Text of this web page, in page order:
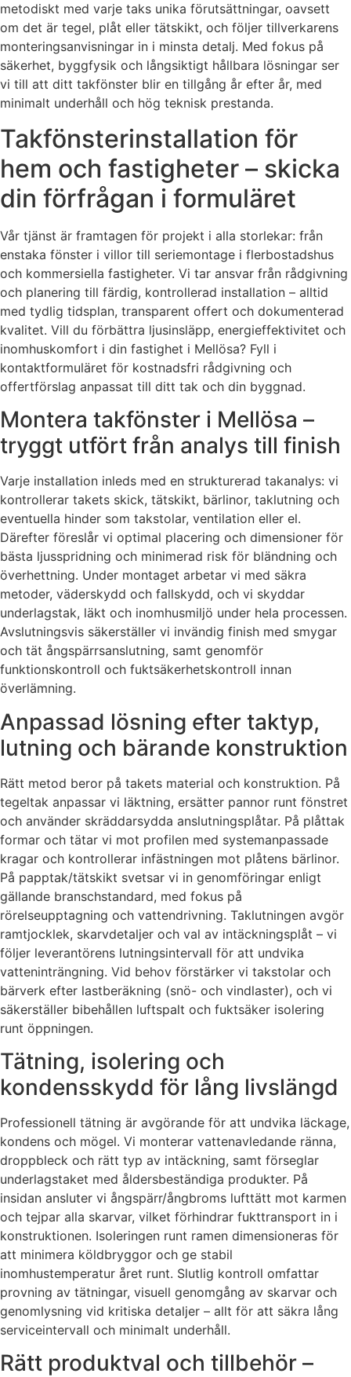
metodiskt med varje taks unika förutsättningar, oavsett
om det är tegel, plåt eller tätskikt, och följer tillverkarens
monteringsanvisningar in i minsta detalj. Med fokus på
säkerhet, byggfysik och långsiktigt hållbara lösningar ser
vi till att ditt takfönster blir en tillgång år efter år, med
minimalt underhåll och hög teknisk prestanda.
Takfönsterinstallation för
hem och fastigheter – skicka
din förfrågan i formuläret
Vår tjänst är framtagen för projekt i alla storlekar: från
enstaka fönster i villor till seriemontage i flerbostadshus
och kommersiella fastigheter. Vi tar ansvar från rådgivning
och planering till färdig, kontrollerad installation – alltid
med tydlig tidsplan, transparent offert och dokumenterad
kvalitet. Vill du förbättra ljusinsläpp, energieffektivitet och
inomhuskomfort i din fastighet i Mellösa? Fyll i
kontaktformuläret för kostnadsfri rådgivning och
offertförslag anpassat till ditt tak och din byggnad.
Montera takfönster i Mellösa –
tryggt utfört från analys till finish
Varje installation inleds med en strukturerad takanalys: vi
kontrollerar takets skick, tätskikt, bärlinor, taklutning och
eventuella hinder som takstolar, ventilation eller el.
Därefter föreslår vi optimal placering och dimensioner för
bästa ljusspridning och minimerad risk för bländning och
överhettning. Under montaget arbetar vi med säkra
metoder, väderskydd och fallskydd, och vi skyddar
underlagstak, läkt och inomhusmiljö under hela processen.
Avslutningsvis säkerställer vi invändig finish med smygar
och tät ångspärrsanslutning, samt genomför
funktionskontroll och fuktsäkerhetskontroll innan
överlämning.
Anpassad lösning efter taktyp,
lutning och bärande konstruktion
Rätt metod beror på takets material och konstruktion. På
tegeltak anpassar vi läktning, ersätter pannor runt fönstret
och använder skräddarsydda anslutningsplåtar. På plåttak
formar och tätar vi mot profilen med systemanpassade
kragar och kontrollerar infästningen mot plåtens bärlinor.
På papptak/tätskikt svetsar vi in genomföringar enligt
gällande branschstandard, med fokus på
rörelseupptagning och vattendrivning. Taklutningen avgör
ramtjocklek, skarvdetaljer och val av intäckningsplåt – vi
följer leverantörens lutningsintervall för att undvika
vatteninträngning. Vid behov förstärker vi takstolar och
bärverk efter lastberäkning (snö- och vindlaster), och vi
säkerställer bibehållen luftspalt och fuktsäker isolering
runt öppningen.
Tätning, isolering och
kondensskydd för lång livslängd
Professionell tätning är avgörande för att undvika läckage,
kondens och mögel. Vi monterar vattenavledande ränna,
droppbleck och rätt typ av intäckning, samt förseglar
underlagstaket med åldersbeständiga produkter. På
insidan ansluter vi ångspärr/ångbroms lufttätt mot karmen
och tejpar alla skarvar, vilket förhindrar fukttransport in i
konstruktionen. Isoleringen runt ramen dimensioneras för
att minimera köldbryggor och ge stabil
inomhustemperatur året runt. Slutlig kontroll omfattar
provning av tätningar, visuell genomgång av skarvar och
genomlysning vid kritiska detaljer – allt för att säkra lång
serviceintervall och minimalt underhåll.
Rätt produktval och tillbehör –